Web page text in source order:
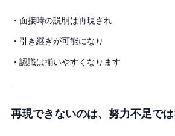
・面接時の説明は再現され
・引き継ぎが可能になり
・認識は揃いやすくなります
再現できないのは、努力不足で